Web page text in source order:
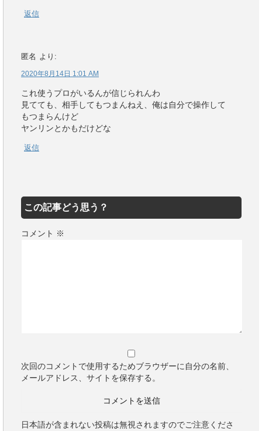
返信
匿名 より:
2020年8月14日 1:01 AM
これ使うプロがいるんが信じられんわ
見てても、相手してもつまんねえ、俺は自分で操作して
もつまらんけど
ヤンリンとかもだけどな
返信
この記事どう思う？
コメント ※
次回のコメントで使用するためブラウザーに自分の名前、
メールアドレス、サイトを保存する。
日本語が含まれない投稿は無視されますのでご注意くださ